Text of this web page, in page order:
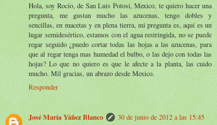
Hola, soy Rocío, de San Luis Potosi, Mexico, te quiero hacer una
pregunta, me gustan mucho las azucenas, tengo dobles y
sencillas, en macetas y en plena tierra, mi pregunta es, aquí es un
lugar semidesértico, estamos con el agua restringida, no se puede
regar seguido ¿puedo cortar todas las hojas a las azucenas, para
que al regar tenga mas humedad el bulbo, o las dejo con todas las
hojas? Lo que no quiero es que le afecte a la planta, las cuido
mucho. Mil gracias, un abrazo desde Mexico.
Responder
José María Yáñez Blanco
30 de junio de 2012 a las 15:45